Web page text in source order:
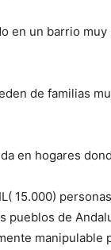
en un barrio
de familias
en hogares
15.000)
pueblos de
manipulable